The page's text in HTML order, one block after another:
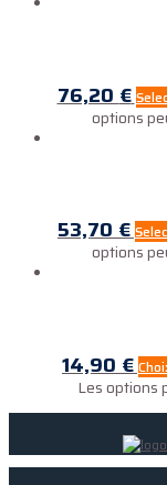
76,20 €
options
53,70€
options
14,90 €
Les options